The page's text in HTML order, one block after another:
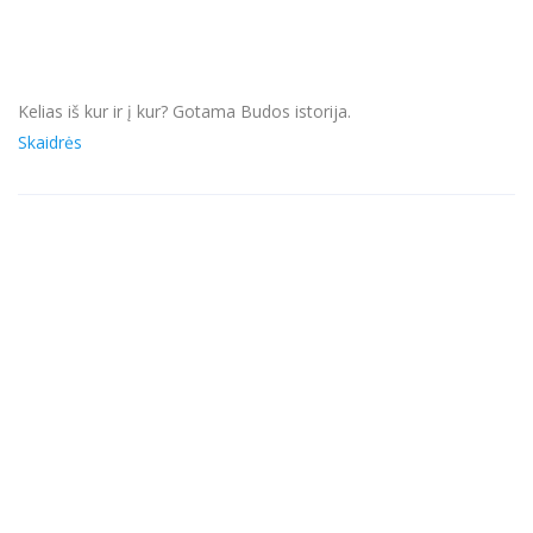
Kelias iš kur ir į kur? Gotama Budos istorija.
Skaidrės